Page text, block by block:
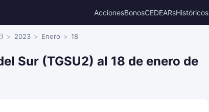
AccionesBonosCEDEARsHistóricos
2023 Enero 18
Sur (TGSU2) al 18 de enero de